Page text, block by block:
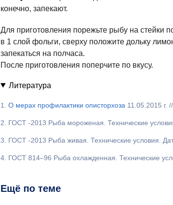
конечно, запекают.
Для приготовления порежьте рыбу на стейки
в 1 слой фольги, сверху положите дольку
запекаться на полчаса.
После приготовления поперчите по вкусу.
Литература
1. О мерах профилактики описторхоза 11.05.2015 г.
2. ГОСТ -2013 Рыба мороженая. Технические
3. ГОСТ -2013 Рыба живая. Технические условия.
4. ГОСТ 814–96 Рыба охлажденная. Технические
Ещё по теме